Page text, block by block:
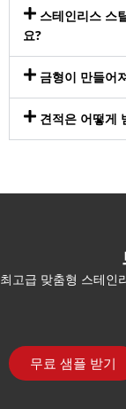
스테인리스 스
요?
금형이 만들어
견적은 어떻게
최고급 맞춤형 스테인
무료 샘플 받기